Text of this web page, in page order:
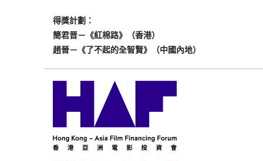
得獎計劃：
簡君晋－《紅棉路》（香港）
趙晉－《了不起的全智賢》（中國內地）